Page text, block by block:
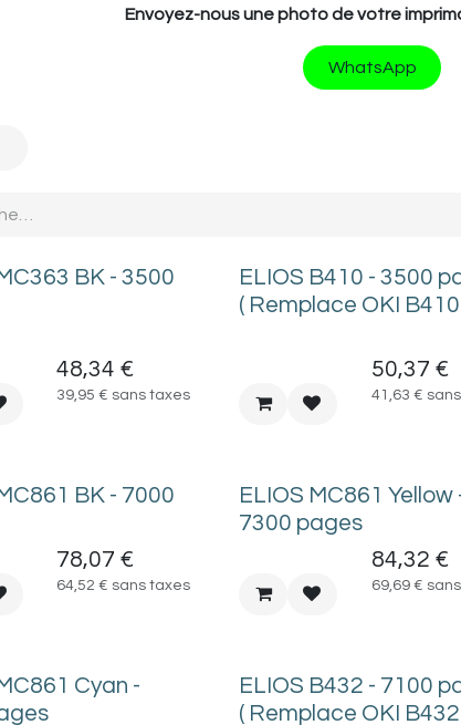
Envoyez-nous une photo de votre
WhatsApp
BK - 3500
48,34 €
39,95 € sans taxes
ELIOS B410 - 3500
( Remplace OKI B410
50,37 €
41,63 €
BK - 7000
78,07 €
64,52 € sans taxes
ELIOS MC861 Yellow
7300 pages
84,32 €
69,69€
Cyan -
ELIOS B432 - 7100
( Remplace OKI B432